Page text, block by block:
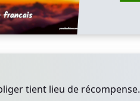
tient lieu de récompense.